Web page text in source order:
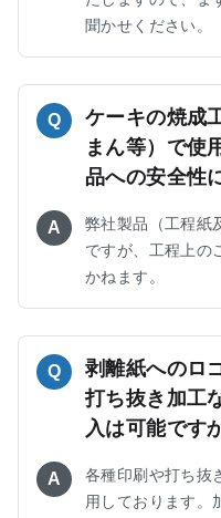
聞かせください。
Q
ケーキの焼成
まん等）で使
品への安全性
A
弊社製品（工程紙
ですが、工程上の
かねます。
Q
剥離紙へのロ
打ち抜き加工
入は可能です
A
各種印刷や打ち抜
用しております。